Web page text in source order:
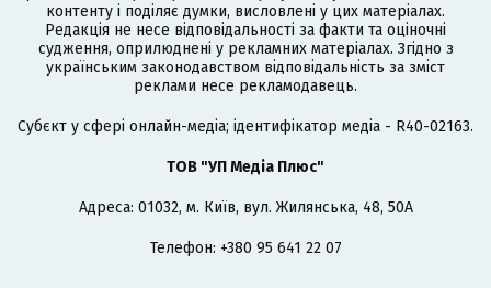
контенту і поділяє думки, висловлені у цих матеріалах.
Редакція не несе відповідальності за факти та оціночні
судження, оприлюднені у рекламних матеріалах. Згідно з
українським законодавством відповідальність за зміст
реклами несе рекламодавець.
Cубєкт у сфері онлайн-медіа; ідентифікатор медіа - R40-02163.
ТОВ "УП Медіа Плюс"
Адреса: 01032, м. Київ, вул. Жилянська, 48, 50А
Телефон: +380 95 641 22 07